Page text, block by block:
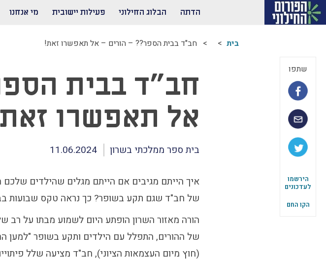
הדתה הבלוג החילוני פעילות יישובית מי אנחנו
שתפו
הירשמו
לעדכונים
הקו החם
בית חב"ד בבית הספר?? – הורים – אל תאפשרו זאת!
חב"ד בבית
אל תאפשרו
בית ספר ממלכתי בשרון 11.06.2024
איך הייתם מגיבים אם הייתם מגלים שהילדים
של חב"ד שגם תקע בשופר? כך נראה טקס שבועות
הורה מאזור השרון הופתע היום לשמוע מבתו על
של ההורים, התפלל עם הילדים ותקע בשופר "למען
(חוץ מיום העצמאות הציוני), חב"ד מציעה שלל